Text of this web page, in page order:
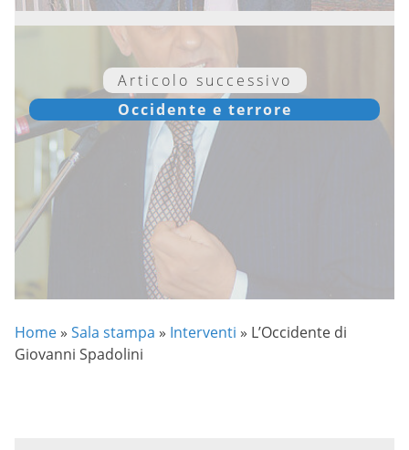
Articolo successivo
Occidente e terrore
Home » Sala stampa » Interventi » L’Occidente di
Giovanni Spadolini